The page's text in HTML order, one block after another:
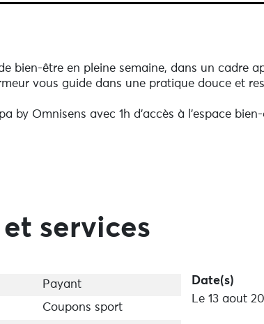
bien-être en pleine semaine, dans un cadre
vous guide dans une pratique douce et
by Omnisens avec 1h d’accès à l’espace
services
Payant
Coupons sport
Date(s)
Le 13 aout